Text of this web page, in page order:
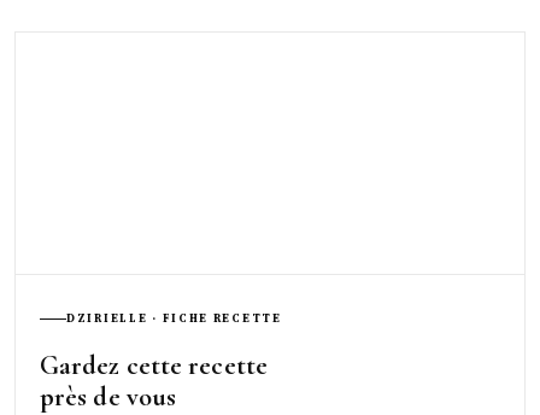
DZIRIELLE · FICHE RECETTE
Gardez cette recette
près de vous